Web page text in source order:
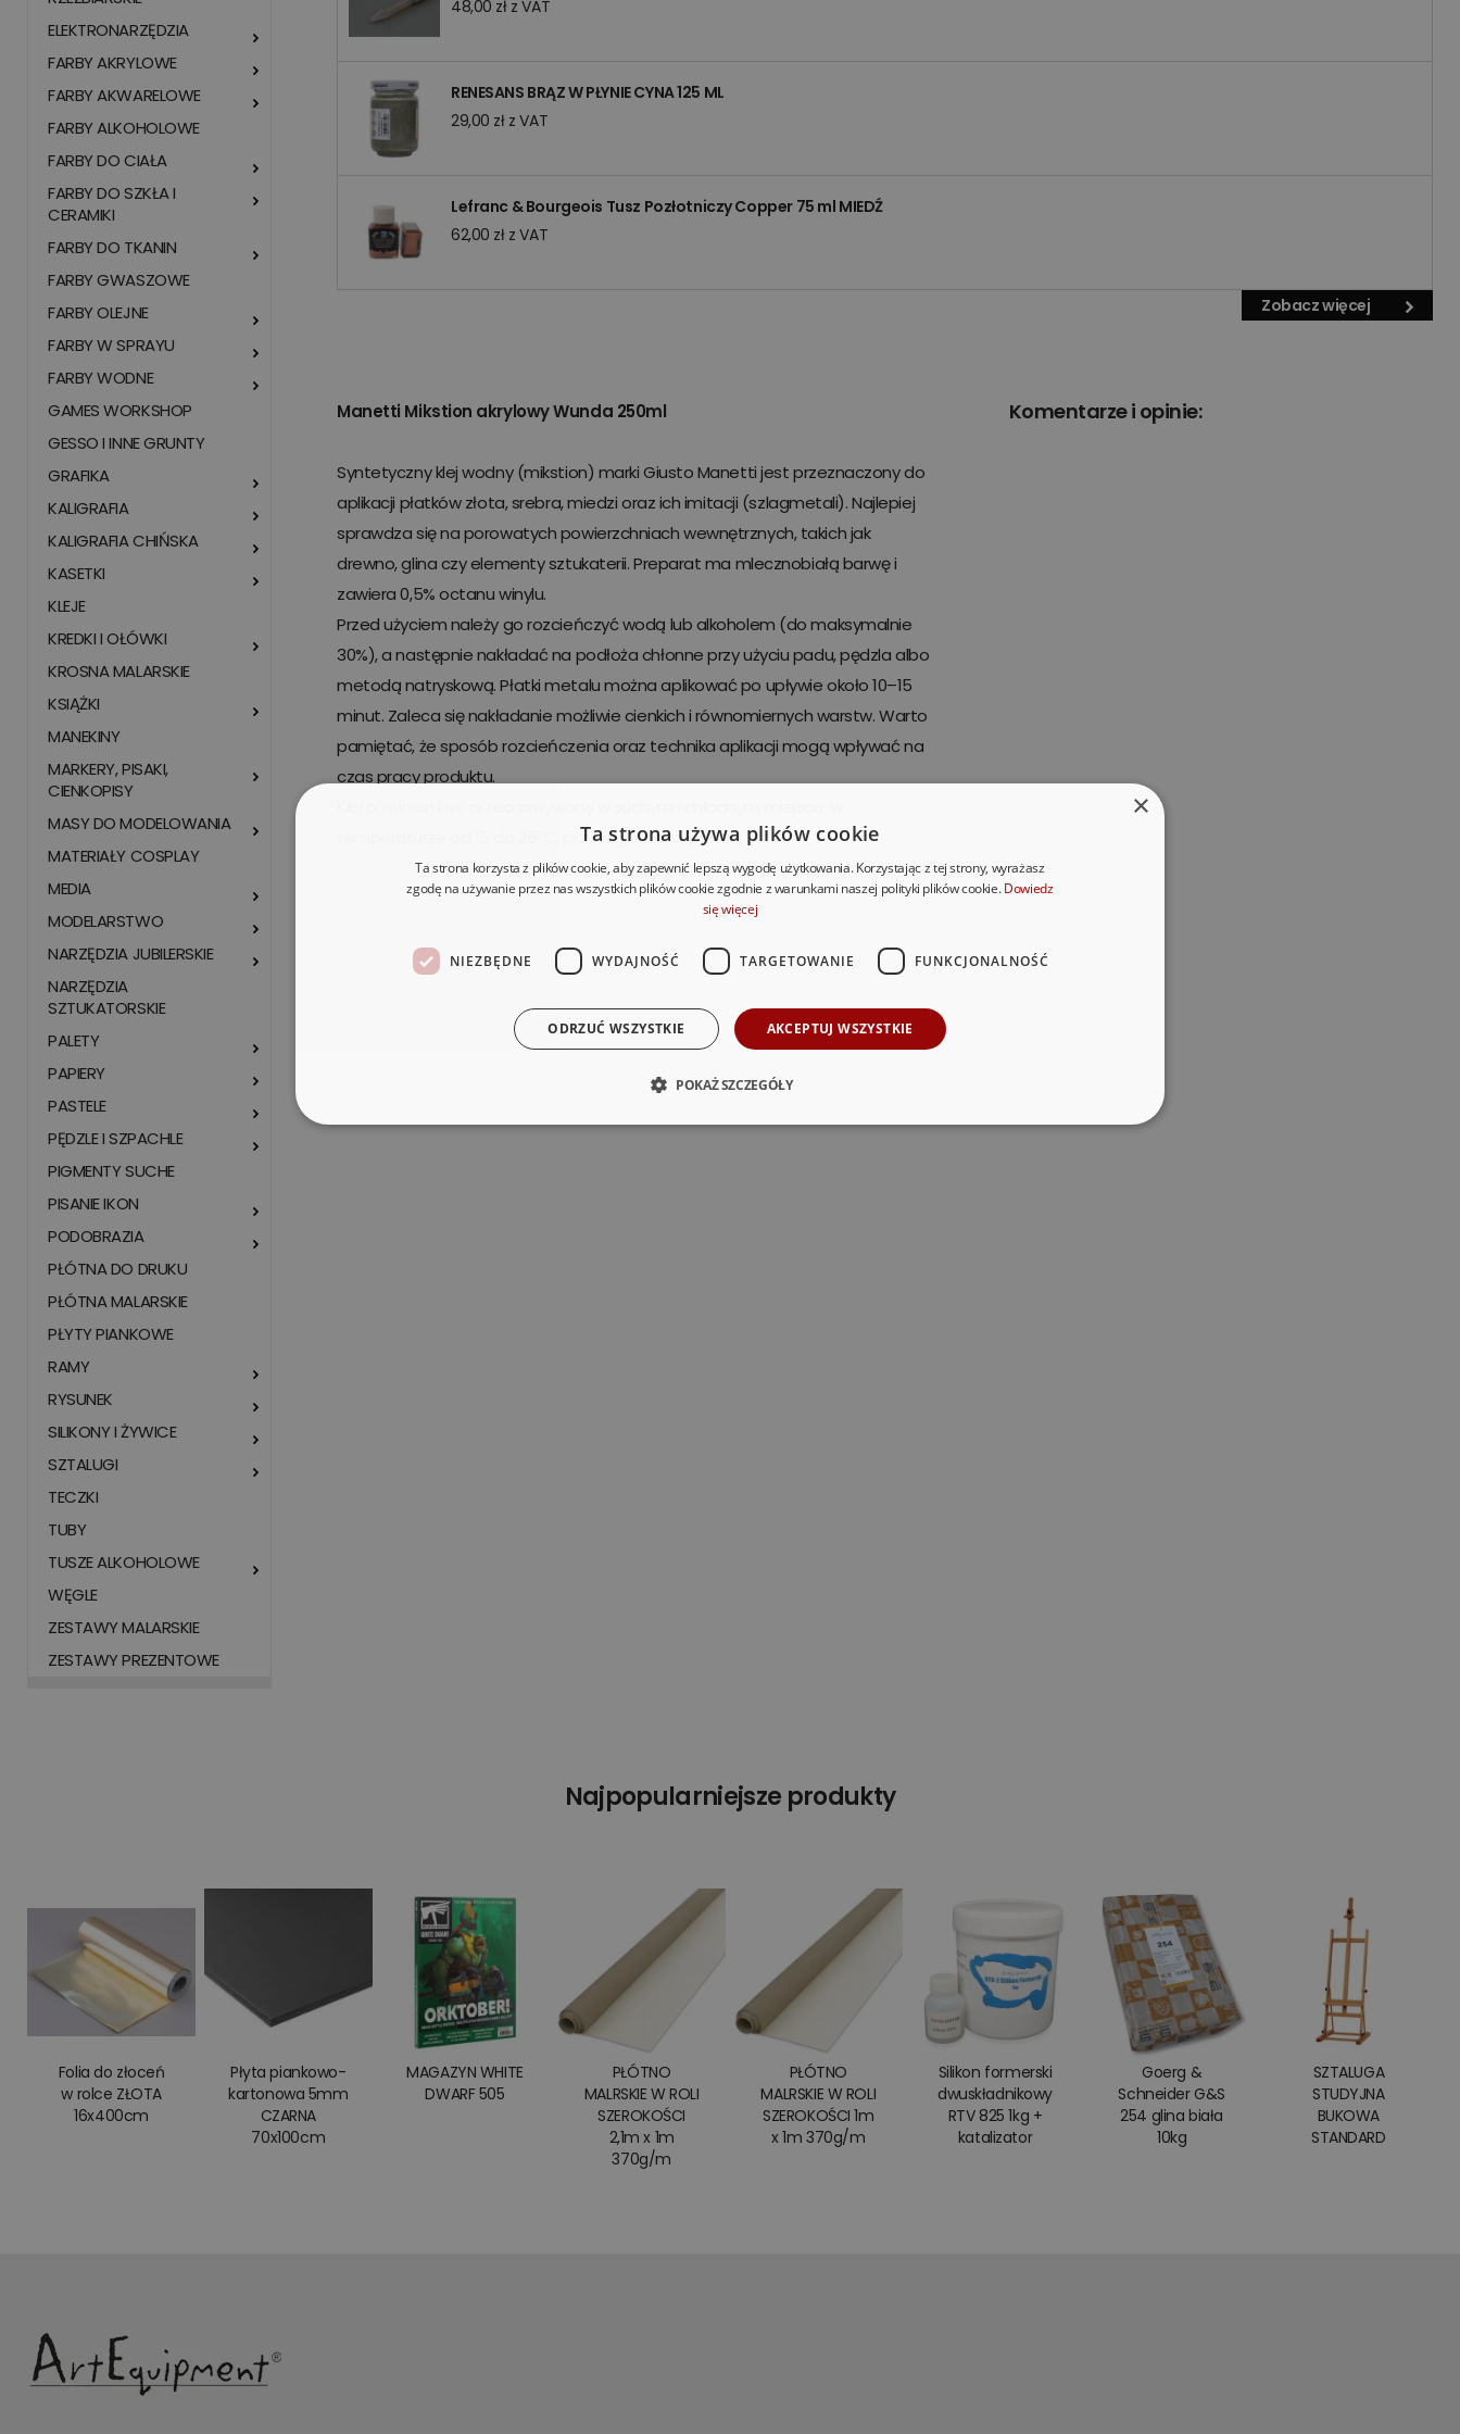
ELEKTRONARZĘDZIA
FARBY AKRYLOWE
FARBY AKWARELOWE
FARBY ALKOHOLOWE
FARBY DO CIAŁA
FARBY DO SZKŁA I
CERAMIKI
FARBY DO TKANIN
FARBY GWASZOWE
FARBY OLEJNE
FARBY W SPRAYU
FARBY WODNE
GAMES WORKSHOP
GESSO I INNE GRUNTY
GRAFIKA
KALIGRAFIA
KALIGRAFIA CHIŃSKA
KASETKI
KLEJE
KREDKI I OŁÓWKI
KROSNA MALARSKIE
KSIĄŻKI
MANEKINY
MARKERY, PISAKI,
CIENKOPISY
MASY DO MODELOWANIA
MATERIAŁY COSPLAY
MEDIA
MODELARSTWO
NARZĘDZIA JUBILERSKIE
NARZĘDZIA
SZTUKATORSKIE
PALETY
PAPIERY
PASTELE
PĘDZLE I SZPACHLE
PIGMENTY SUCHE
PISANIE IKON
PODOBRAZIA
PŁÓTNA DO DRUKU
PŁÓTNA MALARSKIE
PŁYTY PIANKOWE
RAMY
RYSUNEK
SILIKONY I ŻYWICE
SZTALUGI
TECZKI
TUBY
TUSZE ALKOHOLOWE
WĘGLE
ZESTAWY MALARSKIE
ZESTAWY PREZENTOWE
48,00 zł z VAT
RENESANS BRĄZ W PŁYNIE CYNA 125 ML
29,00 zł z VAT
Lefranc & Bourgeois Tusz Pozłotniczy Copper 75 ml MIEDŹ
62,00 zł z VAT
Zobacz więcej
Manetti Mikstion akrylowy Wunda 250ml
Syntetyczny klej wodny (mikstion) marki Giusto Manetti jest przeznaczony do
aplikacji płatków złota, srebra, miedzi oraz ich imitacji (szlagmetali). Najlepiej
sprawdza się na porowatych powierzchniach wewnętrznych, takich jak
drewno, glina czy elementy sztukaterii. Preparat ma mlecznobiałą barwę i
zawiera 0,5% octanu winylu.
Przed użyciem należy go rozcieńczyć wodą lub alkoholem (do maksymalnie
30%), a następnie nakładać na podłoża chłonne przy użyciu padu, pędzla albo
metodą natryskową. Płatki metalu można aplikować po upływie około 10–15
minut. Zaleca się nakładanie możliwie cienkich i równomiernych warstw. Warto
pamiętać, że sposób rozcieńczenia oraz technika aplikacji mogą wpływać na
czas pracy produktu.
temperaturze od 15 do 25°C, przy wilgotności poniżej 50%.
Komentarze i opinie:
Najpopularniejsze produkty
Folia do złoceń
w rolce ZŁOTA
16x400cm
Płyta piankowo-
kartonowa 5mm
CZARNA
70x100cm
MAGAZYN WHITE
DWARF 505
PŁÓTNO
MALRSKIE W ROLI
SZEROKOŚCI
2,1m x 1m
370g/m
PŁÓTNO
MALRSKIE W ROLI
SZEROKOŚCI 1m
x 1m 370g/m
Silikon formerski
dwuskładnikowy
RTV 825 1kg +
katalizator
Goerg &
Schneider G&S
254 glina biała
10kg
SZTALUGA
STUDYJNA
BUKOWA
STANDARD
×
Ta strona używa plików cookie
Ta strona korzysta z plików cookie, aby zapewnić lepszą wygodę użytkowania. Korzystając z tej strony, wyrażasz
zgodę na używanie przez nas wszystkich plików cookie zgodnie z warunkami naszej polityki plików cookie.Dowiedz
się więcej
NIEZBĘDNE WYDAJNOŚĆ TARGETOWANIE FUNKCJONALNOŚĆ
AKCEPTUJ WSZYSTKIE
ODRZUĆ WSZYSTKIE
POKAŻ SZCZEGÓŁY